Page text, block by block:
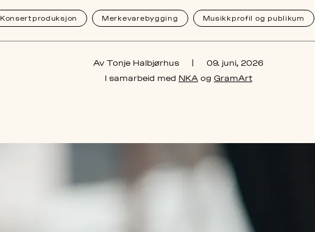
Konsertproduksjon Merkevarebygging Musikkprofil og publikum
Av Tonje Halbjørhus
09. juni, 2026
I samarbeid med NKA og GramArt